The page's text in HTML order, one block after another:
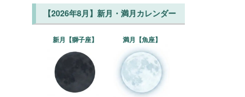
【2026年8月】新月・満月カレンダー
新月【獅子座】 満月【魚座】